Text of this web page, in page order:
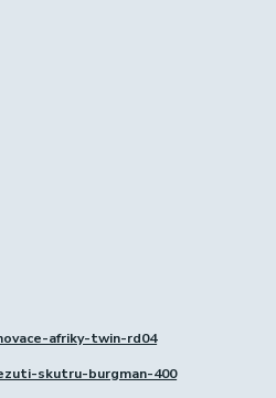
afriky-twin-rd04
skutru-burgman-400